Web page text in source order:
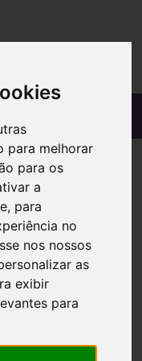
para melhorar
para os
a
, para
no
nos nossos
as
exibir
para